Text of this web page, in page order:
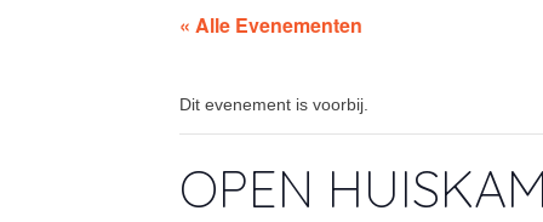
« Alle Evenementen
Dit evenement is voorbij.
OPEN